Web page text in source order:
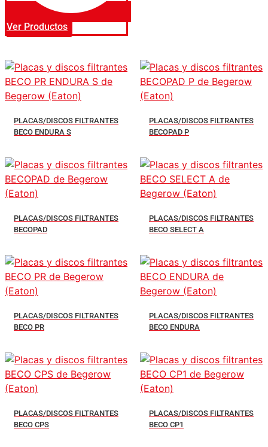
Ver Productos
PLACAS/DISCOS FILTRANTES
BECO ENDURA S
PLACAS/DISCOS FILTRANTES
BECOPAD P
PLACAS/DISCOS FILTRANTES
BECOPAD
PLACAS/DISCOS FILTRANTES
BECO SELECT A
PLACAS/DISCOS FILTRANTES
BECO PR
PLACAS/DISCOS FILTRANTES
BECO ENDURA
PLACAS/DISCOS FILTRANTES
BECO CPS
PLACAS/DISCOS FILTRANTES
BECO CP1